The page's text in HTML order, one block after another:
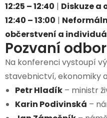
12:25 – 12:40 | Diskuze a
12:40 – 13:00 |
občerstvení a
Pozvaní
Na konferenci vystoupí
stavebnictví, ekonomiky
Petr Hladík – ministr
Karin Podivinská –